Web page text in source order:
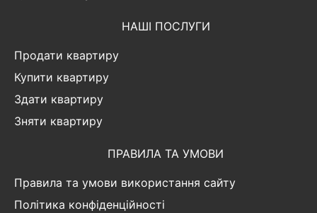
НАШІ ПОСЛУГИ
Продати квартиру
Купити квартиру
Здати квартиру
Зняти квартиру
ПРАВИЛА ТА УМОВИ
Правила та умови використання сайту
Політика конфіденційності